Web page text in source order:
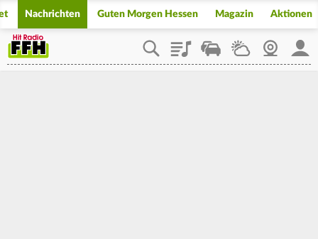
Nachrichten Guten Morgen Hessen Magazin Aktionen
PlaylistStaupilotWetterWebcam